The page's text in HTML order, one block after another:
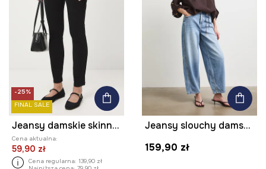
-25%
FINAL SALE
Jeansy damskie skinny z efektem sprania
Cena aktualna:
59,90 zł
Cena regularna: 139,90 zł
Jeansy slouchy damskie z efektem sprania
159,90 zł